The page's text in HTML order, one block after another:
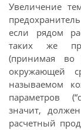
Увеличение
если рядом
таких же
(принимая во
окружающей
называемом
параметров
значит,
расчетный